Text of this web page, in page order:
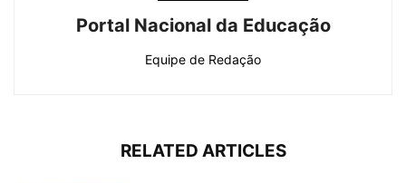
Portal Nacional da Educação
Equipe de Redação
RELATED ARTICLES